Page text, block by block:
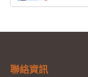
聯絡資訊